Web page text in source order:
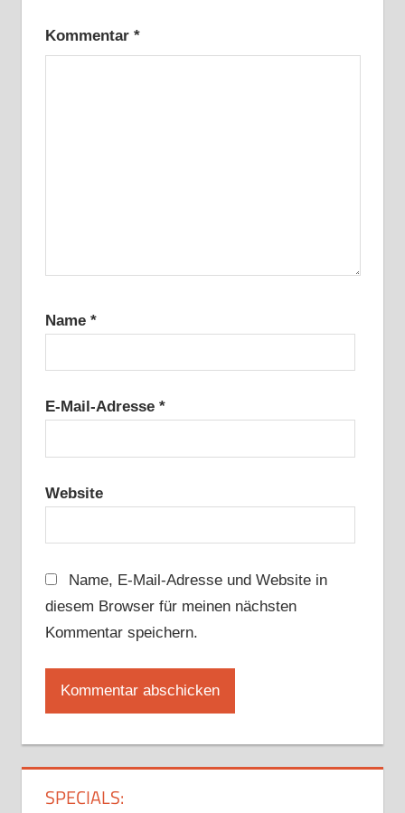
Kommentar *
Name *
E-Mail-Adresse *
Website
Name, E-Mail-Adresse und Website in
diesem Browser für meinen nächsten
Kommentar speichern.
SPECIALS: